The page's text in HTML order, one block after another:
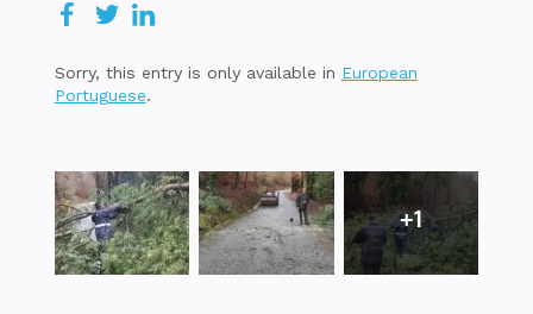
Sorry, this entry is only available in European
Portuguese.
+1